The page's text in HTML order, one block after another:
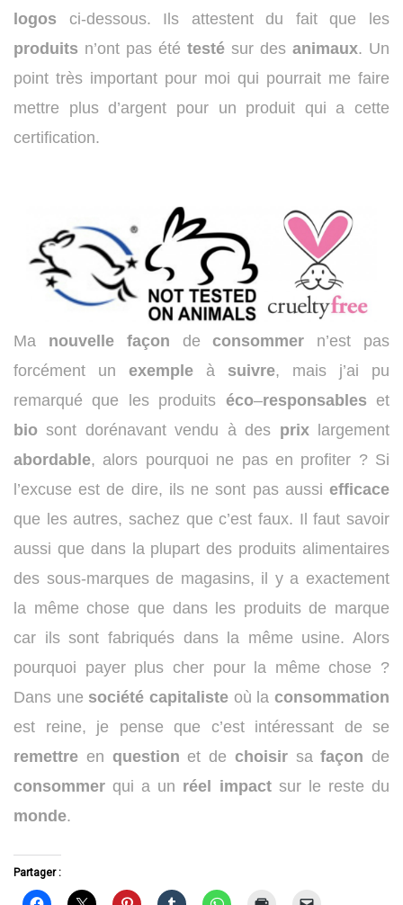
logos ci-dessous. Ils attestent du fait que les
produits n’ont pas été testé sur des animaux. Un
point très important pour moi qui pourrait me faire
mettre plus d’argent pour un produit qui a cette
certification.
Ma nouvelle façon deconsommer n’est pas
forcément un exemple à suivre, mais j’ai pu
remarqué que les produits éco–responsables et
bio sont dorénavant vendu à des prixlargement
abordable, alors pourquoi ne pas en profiter ? Si
l’excuse est de dire, ils ne sont pas aussi efficace
que les autres, sachez que c’est faux. Il faut savoir
aussi que dans la plupart des produits alimentaires
des sous-marques de magasins, il y a exactement
la même chose que dans les produits de marque
car ils sont fabriqués dans la même usine. Alors
pourquoi payer plus cher pour la même chose ?
Dans une société capitaliste où laconsommation
est reine, je pense que c’est intéressant de se
remettre en question et de choisirsafaçon de
consommer qui a un réel impactsur le reste du
monde.
Partager :